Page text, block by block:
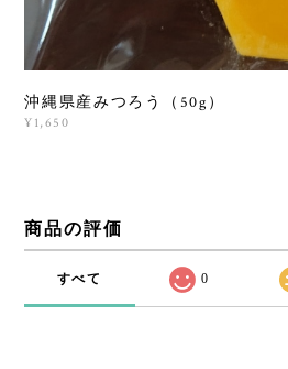
沖縄県産みつろう（50g）
¥1,650
商品の評価
すべて 0